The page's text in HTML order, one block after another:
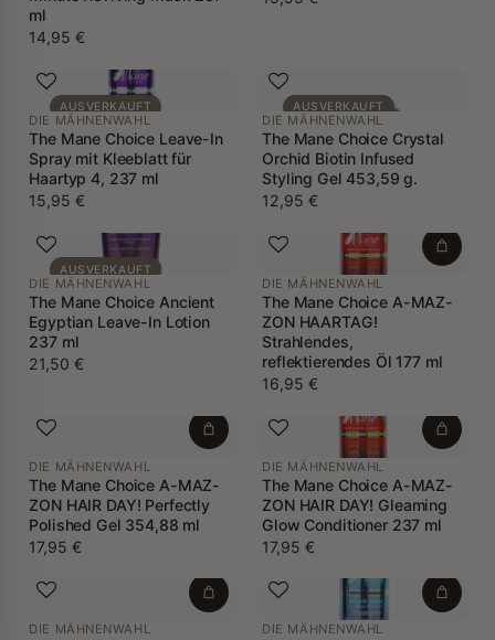
ml
14,95 €
AUSVERKAUFT
DIE MÄHNENWAHL
The Mane Choice Leave-In
Spray mit Kleeblatt für
Haartyp 4, 237 ml
15,95 €
AUSVERKAUFT
DIE MÄHNENWAHL
The Mane Choice Crystal
Orchid Biotin Infused
Styling Gel 453,59 g.
12,95 €
AUSVERKAUFT
DIE MÄHNENWAHL
The Mane Choice Ancient
Egyptian Leave-In Lotion
237 ml
21,50 €
DIE MÄHNENWAHL
The Mane Choice A-MAZ-
ZON HAARTAG!
Strahlendes,
reflektierendes Öl 177 ml
16,95 €
DIE MÄHNENWAHL
The Mane Choice A-MAZ-
ZON HAIR DAY! Perfectly
Polished Gel 354,88 ml
17,95 €
DIE MÄHNENWAHL
The Mane Choice A-MAZ-
ZON HAIR DAY! Gleaming
Glow Conditioner 237 ml
17,95 €
DIE MÄHNENWAHL DIE MÄHNENWAHL